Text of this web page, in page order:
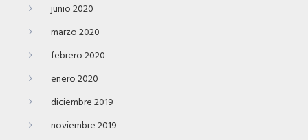
junio 2020
marzo 2020
febrero 2020
enero 2020
diciembre 2019
noviembre 2019